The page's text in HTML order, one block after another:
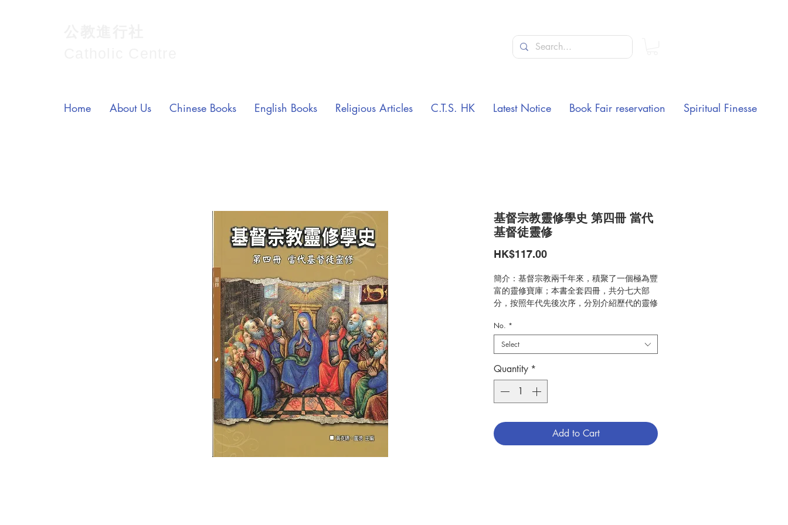
基督宗教靈修學史 第四冊 當代
基督徒靈修
HK$117.00Price
簡介：基督宗教兩千年來，積聚了一個極為豐
富的靈修寶庫；本書全套四冊，共分七大部
分，按照年代先後次序，分別介紹歷代的靈修
父時代靈修；第二冊包括：三、中世紀靈修；
四、近代天主教靈修；第三冊包括：五、正教
靈修；六、新教靈修；第四冊包括：七、當代
基督徒靈修。
本書各章，除了延邀各個靈修團體的學者，介
紹各自的靈修傳統與特色外；作者們也多次引
用各傳統的原典，讓讀者對這些經典之作能有
要參考書目，提供讀書進一步的研讀。
No. *
Select
Quantity *
Add to Cart
Home About Us Chinese Books English Books Religious Articles C.T.S. HK Latest Notice Book Fair reservation Spiritual Finesse